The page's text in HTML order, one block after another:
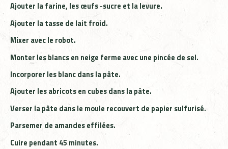
Ajouter la farine, les œufs -sucre et la levure.
Ajouter la tasse de lait froid.
Mixer avec le robot.
Monter les blancs en neige ferme avec une pincée de sel.
Incorporer les blanc dans la pâte.
Ajouter les abricots en cubes dans la pâte.
Verser la pâte dans le moule recouvert de papier sulfurisé.
Parsemer de amandes effilées.
Cuire pendant 45 minutes.